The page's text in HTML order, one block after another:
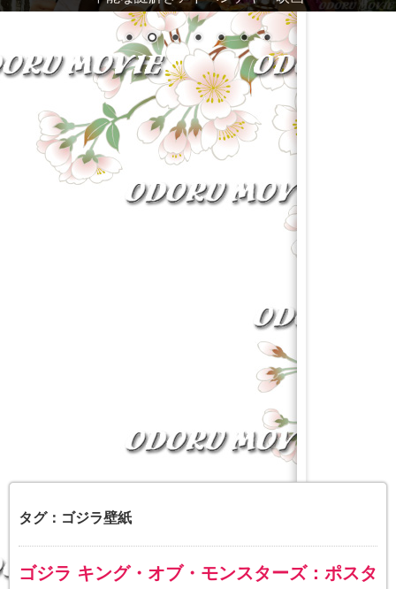
タグ：ゴジラ壁紙
ゴジラ キング・オブ・モンスターズ：ポスタ